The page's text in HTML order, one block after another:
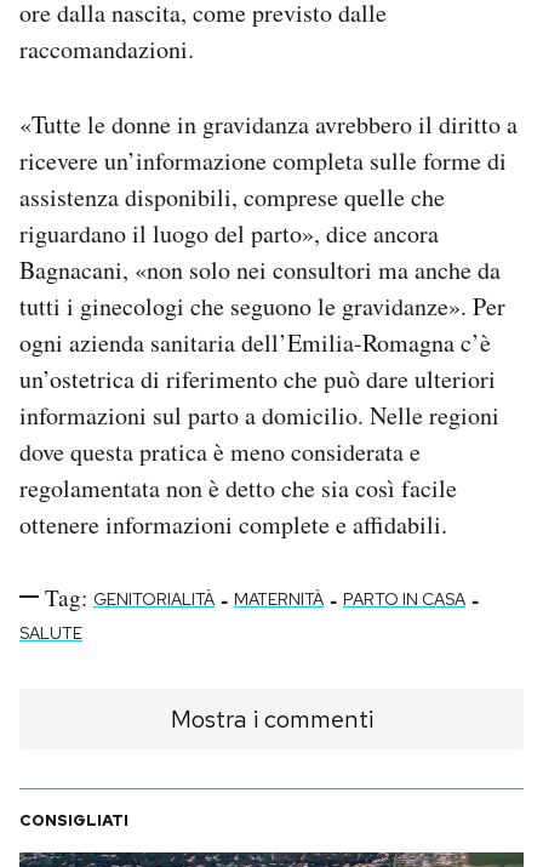
ore dalla nascita, come previsto dalle
raccomandazioni.
«Tutte le donne in gravidanza avrebbero il diritto a
ricevere un’informazione completa sulle forme di
assistenza disponibili, comprese quelle che
riguardano il luogo del parto», dice ancora
Bagnacani, «non solo nei consultori ma anche da
tutti i ginecologi che seguono le gravidanze». Per
ogni azienda sanitaria dell’Emilia-Romagna c’è
un’ostetrica di riferimento che può dare ulteriori
informazioni sul parto a domicilio. Nelle regioni
dove questa pratica è meno considerata e
regolamentata non è detto che sia così facile
ottenere informazioni complete e affidabili.
Tag: GENITORIALITÀ - MATERNITÀ - PARTO IN CASA -
SALUTE
Mostra i commenti
CONSIGLIATI